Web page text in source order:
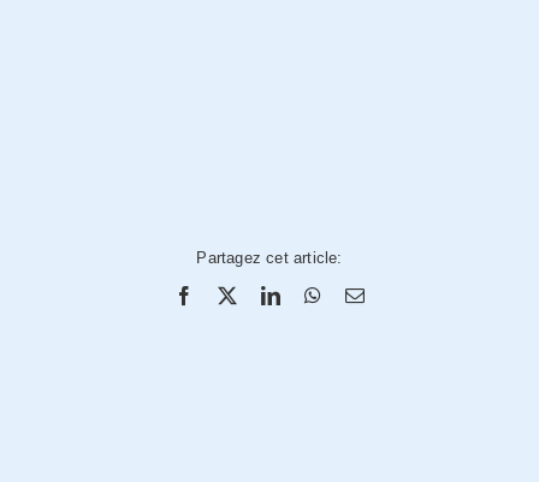
Partagez cet article: